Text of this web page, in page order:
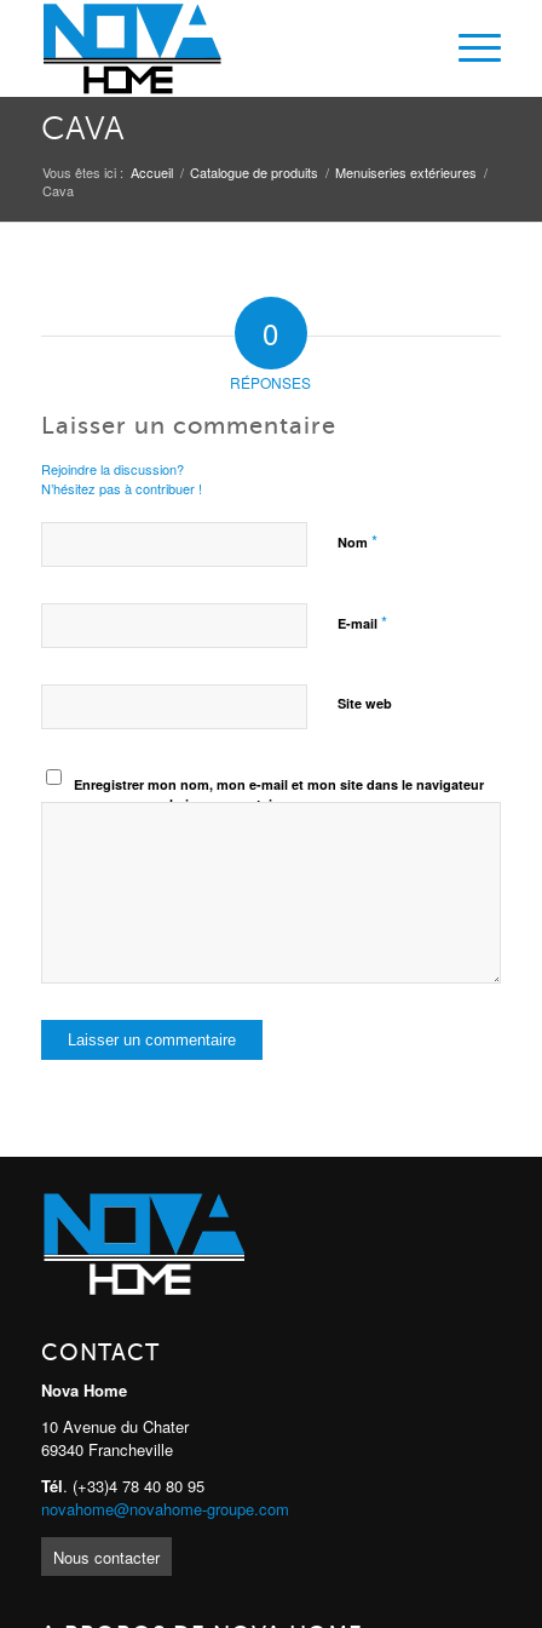
CAVA
Vous êtes ici : Accueil / Catalogue de produits / Menuiseries extérieures /
Cava
0
RÉPONSES
Laisser un commentaire
Rejoindre la discussion?
N’hésitez pas à contribuer !
Nom *
E-mail *
Site web
Enregistrer mon nom, mon e-mail et mon site dans le navigateur
pour mon prochain commentaire.
CONTACT
Nova Home
10 Avenue du Chater
69340 Francheville
Tél. (+33)4 78 40 80 95
novahome@novahome-groupe.com
Nous contacter